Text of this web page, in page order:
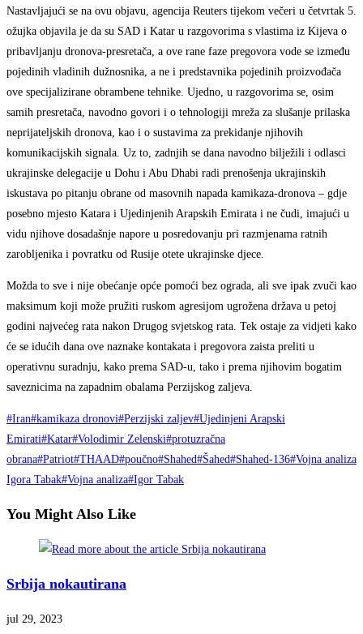
Nastavljajući se na ovu objavu, agencija Reuters tijekom večeri u četvrtak 5.
ožujka objavila je da su SAD i Katar u razgovorima s vlastima iz Kijeva o
pribavljanju dronova-presretača, a ove rane faze pregovora vode se između
pojedinih vladinih dužnosnika, a ne i predstavnika pojedinih proizvođača
ove specijalizirane obrambene tehnike. Ujedno, u razgovorima se, osim
samih presretača, navodno govori i o tehnologiji mreža za slušanje prilaska
neprijateljskih dronova, kao i o sustavima za prekidanje njihovih
komunikacijskih signala. Uz to, zadnjih se dana navodno bilježili i odlasci
ukrajinske delegacije u Dohu i Abu Dhabi radi prenošenja ukrajinskih
iskustava po pitanju obrane od masovnih napada kamikaza-dronova – gdje
posebno mjesto Katara i Ujedinjenih Arapskih Emirata i ne čudi, imajući u
vidu njihove dosadašnje napore u posredovanju pri razmjenama ratnih
zarobljenika i povratku od Rusije otete ukrajinske djece.
Možda to sve i nije obećanje opće pomoći bez ograda, ali sve ipak zvuči kao
maksimum koji može pružiti ruskom agresijom ugrožena država u petoj
godini najvećeg rata nakon Drugog svjetskog rata. Tek ostaje za vidjeti kako
će se idućih dana ove naznake kontakata i pregovora zaista preliti u
operativnu suradnju, kako prema SAD-u, tako i prema njihovim bogatim
saveznicima na zapadnim obalama Perzijskog zaljeva.
#Iran#kamikaza dronovi#Perzijski zaljev#Ujedinjeni Arapski
Emirati#Katar#Volodimir Zelenski#protuzračna
obrana#Patriot#THAAD#poučno#Shahed#Šahed#Shahed-136#Vojna analiza
Igora Tabak#Vojna analiza#Igor Tabak
You Might Also Like
Srbija nokautirana
jul 29, 2023